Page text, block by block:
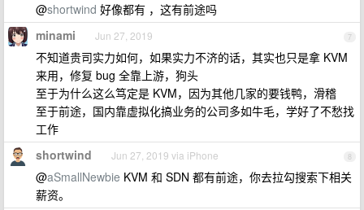
@shortwind 好像都有 ，这有前途吗
7
minami Jun 27, 2019
不知道贵司实力如何，如果实力不济的话，其实也只是拿 KVM
来用，修复 bug 全靠上游，狗头
至于为什么这么笃定是 KVM，因为其他几家的要钱鸭，滑稽
至于前途，国内靠虚拟化搞业务的公司多如牛毛，学好了不愁找
工作
8
shortwind Jun 27, 2019 via iPhone
@aSmallNewbie KVM 和 SDN 都有前途，你去拉勾搜索下相关
薪资。